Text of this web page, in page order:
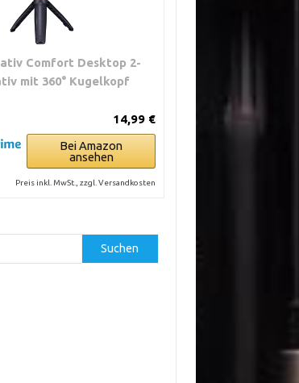
Comfort Desktop 2-
mit 360° Kugelkopf
14,99 €
Bei Amazon
ansehen
Preis inkl. MwSt., zzgl. Versandkosten
Suchen